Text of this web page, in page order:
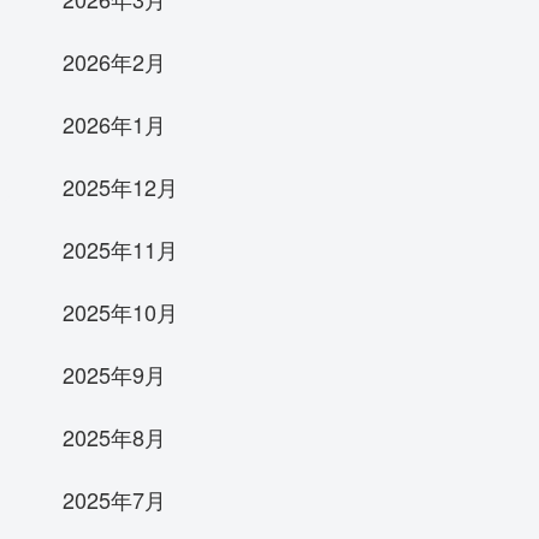
2026年2月
2026年1月
2025年12月
2025年11月
2025年10月
2025年9月
2025年8月
2025年7月